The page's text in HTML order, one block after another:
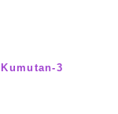
Kumutan-3